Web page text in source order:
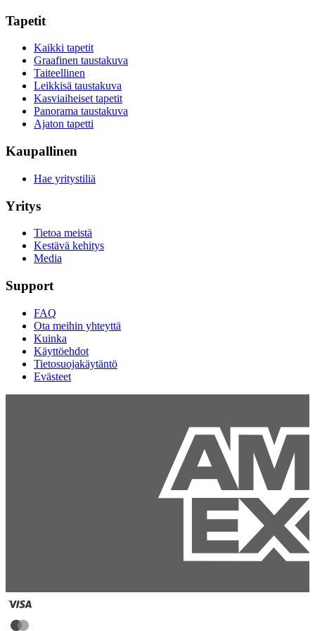
Tapetit
Kaikki tapetit
Graafinen taustakuva
Taiteellinen
Leikkisä taustakuva
Kasviaiheiset tapetit
Panorama taustakuva
Ajaton tapetti
Kaupallinen
Hae yritystiliä
Yritys
Tietoa meistä
Kestävä kehitys
Media
Support
FAQ
Ota meihin yhteyttä
Kuinka
Käyttöehdot
Tietosuojakäytäntö
Evästeet